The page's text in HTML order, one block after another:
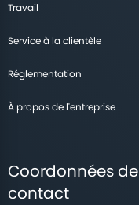
Travail
Service à la clientèle
Réglementation
À propos de l'entreprise
Coordonnées de
contact